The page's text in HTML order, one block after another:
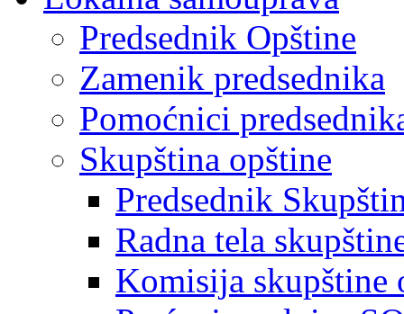
Predsednik Opštine
Zamenik predsednika
Pomoćnici
Skupština opštine
Predsednik
Radna tela
Komisija skupštine